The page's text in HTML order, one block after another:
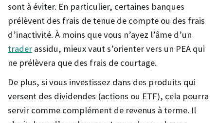
sont à éviter. En particulier, certaines banques
prélèvent des frais de tenue de compte ou des frais
d’inactivité. À moins que vous n’ayez l’âme d’un
trader assidu, mieux vaut s’orienter vers un PEA qui
ne prélèvera que des frais de courtage.
De plus, si vous investissez dans des produits qui
versent des dividendes (actions ou ETF), cela pourra
servir comme complément de revenus à terme. Il